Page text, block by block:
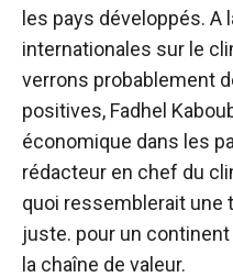
les pays développés.
internationales sur le
verrons probablement
positives, Fadhel
économique dans les
rédacteur en chef du
quoi ressemblerait une
juste. pour un
la chaîne de valeur.